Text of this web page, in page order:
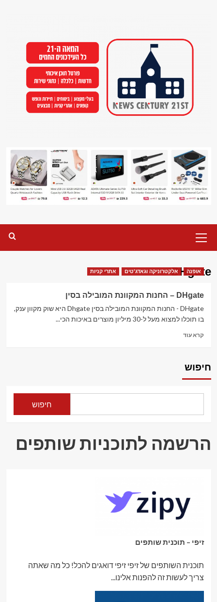
Menu
DHgate
אופנה אלקטרוניקה וגאדג'טים אתרי קניות
DHgate – החנות המקוונת המובילה בסין
DHgate - החנות המקוונת המובילה בסין Dhgate היא שוק מקוון ענק,
בו תוכלו למצוא מעל ל-30 מיליון מוצרים באיכות הכי...
קרא עודRead
החנות
חיפוש
חיפוש
הרשמה לתוכניות שותפים
זיפי – תוכנית שותפים
תוכנית השותפים של זיפי זיפי דואגים להכל! כל מה שאתה
צריך לעשות זה להפנות אלינו...